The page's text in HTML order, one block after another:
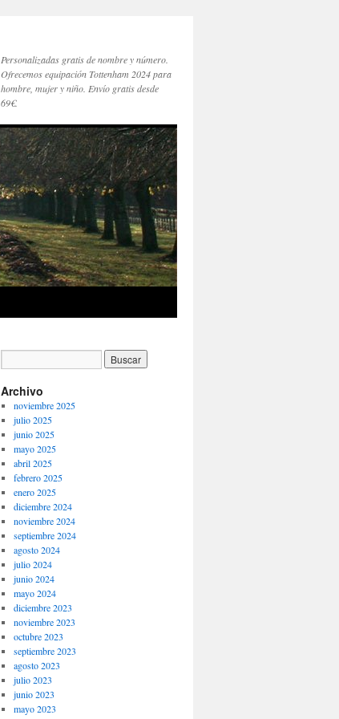
Personalizadas gratis de nombre y número.
Ofrecemos equipación Tottenham 2024 para
hombre, mujer y niño. Envío gratis desde
69€.
Archivo
noviembre 2025
julio 2025
junio 2025
mayo 2025
abril 2025
febrero 2025
enero 2025
diciembre 2024
noviembre 2024
septiembre 2024
agosto 2024
julio 2024
junio 2024
mayo 2024
diciembre 2023
noviembre 2023
octubre 2023
septiembre 2023
agosto 2023
julio 2023
junio 2023
mayo 2023